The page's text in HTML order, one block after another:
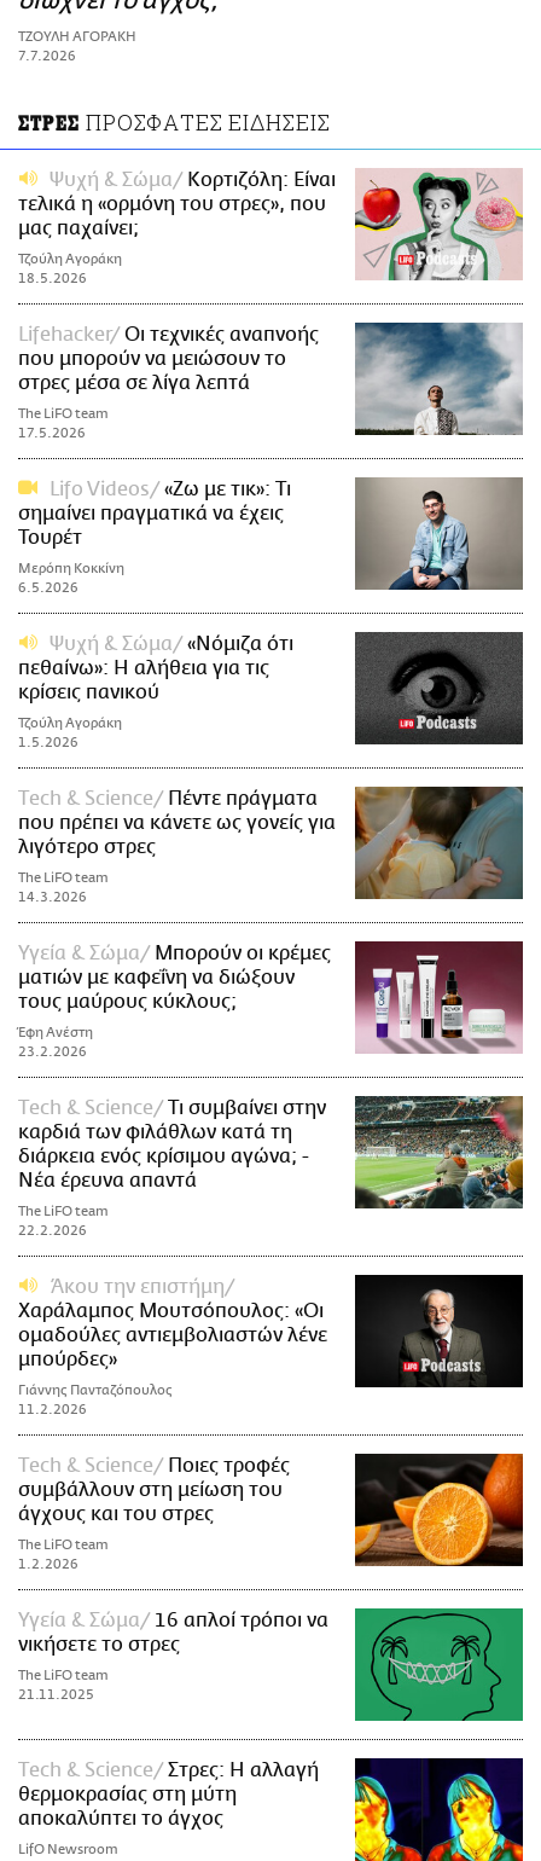
ΑΜΠΑ
PRINT
ΤΖΟΥΛΗ ΑΓΟΡΑΚΗ
7.7.2026
ΣΤΡΕΣ ΠΡΟΣΦΑΤΕΣ ΕΙΔΗΣΕΙΣ
Ψυχή & Σώμα
Κορτιζόλη: Είναι
τελικά η «ορμόνη του στρες», που
μας παχαίνει;
Τζούλη Αγοράκη
18.5.2026
Lifehacker
Οι τεχνικές αναπνοής
που μπορούν να μειώσουν το
στρες μέσα σε λίγα λεπτά
The LiFO team
17.5.2026
Lifo Videos
«Ζω με τικ»: Τι
σημαίνει πραγματικά να έχεις
Toυρέτ
Μερόπη Κοκκίνη
6.5.2026
Ψυχή & Σώμα
«Νόμιζα ότι
πεθαίνω»: Η αλήθεια για τις
κρίσεις πανικού
Τζούλη Αγοράκη
1.5.2026
Τech & Science
Πέντε πράγματα
που πρέπει να κάνετε ως γονείς για
λιγότερο στρες
The LiFO team
14.3.2026
Υγεία & Σώμα
Mπορούν οι κρέμες
ματιών με καφεΐνη να διώξουν
τους μαύρους κύκλους;
Έφη Ανέστη
23.2.2026
Τech & Science
Τι συμβαίνει στην
καρδιά των φιλάθλων κατά τη
διάρκεια ενός κρίσιμου αγώνα; -
Νέα έρευνα απαντά
The LiFO team
22.2.2026
Άκου την επιστήμη
Χαράλαμπος Μουτσόπουλος: «Οι
ομαδούλες αντιεμβολιαστών λένε
μπούρδες»
Γιάννης Πανταζόπουλος
11.2.2026
Τech & Science
Ποιες τροφές
συμβάλλουν στη μείωση του
άγχους και του στρες
The LiFO team
1.2.2026
Υγεία & Σώμα
16 απλοί τρόποι να
νικήσετε το στρες
The LiFO team
21.11.2025
Τech & Science
Στρες: Η αλλαγή
θερμοκρασίας στη μύτη
αποκαλύπτει το άγχος
LifO Newsroom